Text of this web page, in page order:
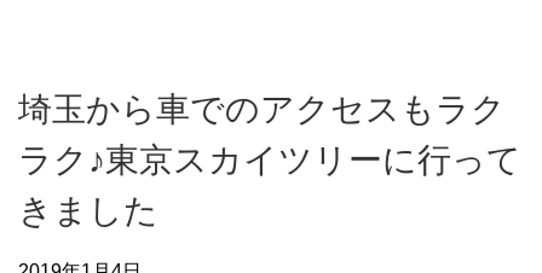
埼玉から車でのアクセスもラク
ラク♪東京スカイツリーに行って
きました